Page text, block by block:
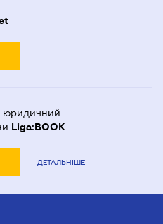
юридичний
Liga:BOOK
ДЕТАЛЬНІШЕ